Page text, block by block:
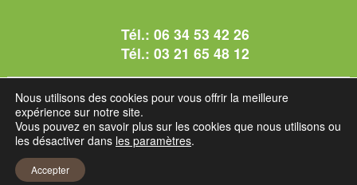
Tél.:06 34 53 42 26
Tél.:03 21 65 48 12
© 2026 Le Club des Chats
1228 rue bataille - 62840 Sailly-sur-la-Lys.
Mentions légales et C.G.U
Nous utilisons des cookies pour vous offrir la meilleure
expérience sur notre site.
Vous pouvez en savoir plus sur les cookies que nous utilisons ou
les désactiver dans les paramètres.
Accepter